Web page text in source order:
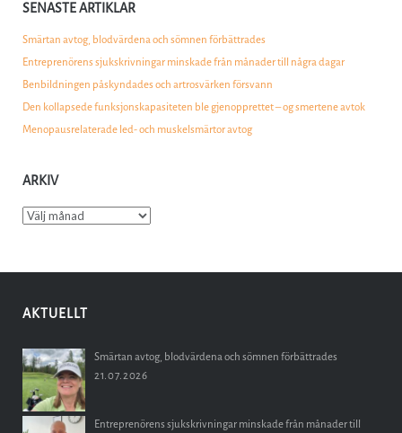
SENASTE ARTIKLAR
Smärtan avtog, blodvärdena och sömnen förbättrades
Entreprenörens sjukskrivningar minskade från månader till några dagar
Benbildningen påskyndades och artrosvärken försvann
Den kollapsede funksjonskapasiteten ble gjenopprettet – og smertene avtok
Menopausrelaterade led- och muskelsmärtor avtog
ARKIV
Arkiv
AKTUELLT
Smärtan avtog, blodvärdena och sömnen förbättrades
21.07.2026
Entreprenörens sjukskrivningar minskade från månader till